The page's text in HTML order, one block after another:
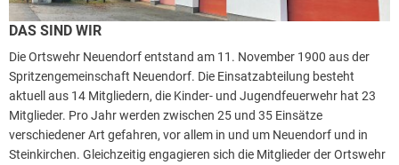
DAS SIND WIR
Die Ortswehr Neuendorf entstand am 11. November 1900 aus der
Spritzengemeinschaft Neuendorf. Die Einsatzabteilung besteht
aktuell aus 14 Mitgliedern, die Kinder- und Jugendfeuerwehr hat 23
Mitglieder. Pro Jahr werden zwischen 25 und 35 Einsätze
verschiedener Art gefahren, vor allem in und um Neuendorf und in
Steinkirchen. Gleichzeitig engagieren sich die Mitglieder der Ortswehr